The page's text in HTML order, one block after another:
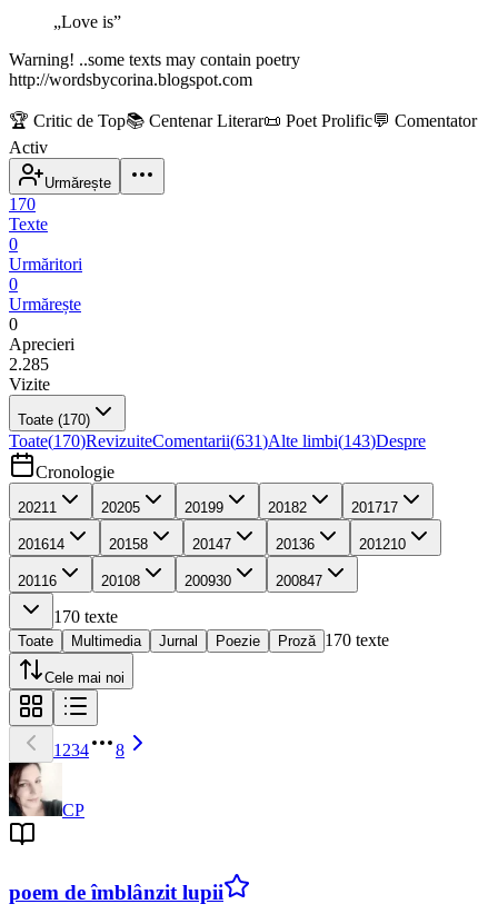
„Love is”
Warning! ..some texts may contain poetry
http://wordsbycorina.blogspot.com
🏆 Critic de Top📚 Centenar Literar📜 Poet Prolific💬 Comentator
Activ
Urmărește
170
Texte
0
Urmăritori
0
Urmărește
0
Aprecieri
2.285
Vizite
Toate (170)
Toate(170)RevizuiteComentarii(631)Alte limbi(143)Despre
Cronologie
2021 1 20205 20199 20182 201717
201614 20158 20147 20136 201210
2011 6 20108 200930 200847
170 texte
Toate Multimedia Jurnal Poezie Proză 170 texte
Cele mai noi
1 234 8
CP
poem de îmblânzit lupii